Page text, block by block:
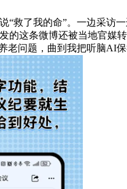
了我的命”。一边采访
这条微博还被当地官媒
老问题，曲到我把听脑AI